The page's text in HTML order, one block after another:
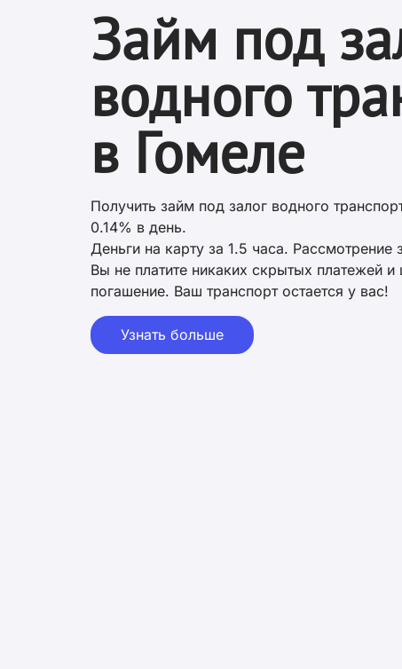
Займ под
водного
в Гомеле
Получить займ под залог водного
0.14% в день.
Деньги на карту за 1.5 часа. Рассмотрение
Вы не платите никаких скрытых платежей
погашение. Ваш транспорт остается у вас!
Узнать больше